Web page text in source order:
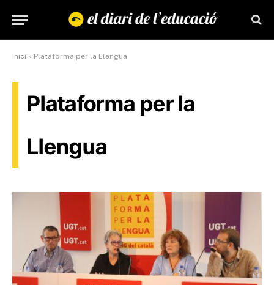
Inici » Plataforma per la Llengua
Plataforma per la
Llengua